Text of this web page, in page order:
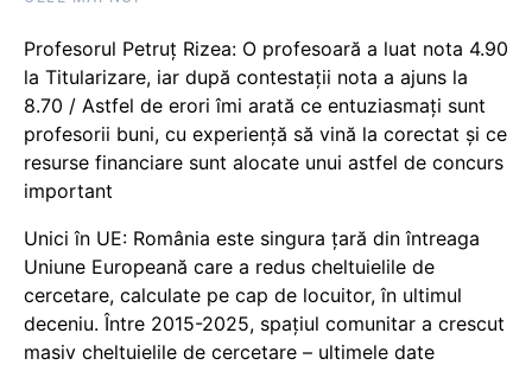
Profesorul Petruț Rizea: O profesoară a luat nota 4.90
la Titularizare, iar după contestații nota a ajuns la
8.70 / Astfel de erori îmi arată ce entuziasmați sunt
profesorii buni, cu experiență să vină la corectat și ce
resurse financiare sunt alocate unui astfel de concurs
important
Unici în UE: România este singura țară din întreaga
Uniune Europeană care a redus cheltuielile de
cercetare, calculate pe cap de locuitor, în ultimul
deceniu. Între 2015-2025, spațiul comunitar a crescut
masiv cheltuielile de cercetare – ultimele date